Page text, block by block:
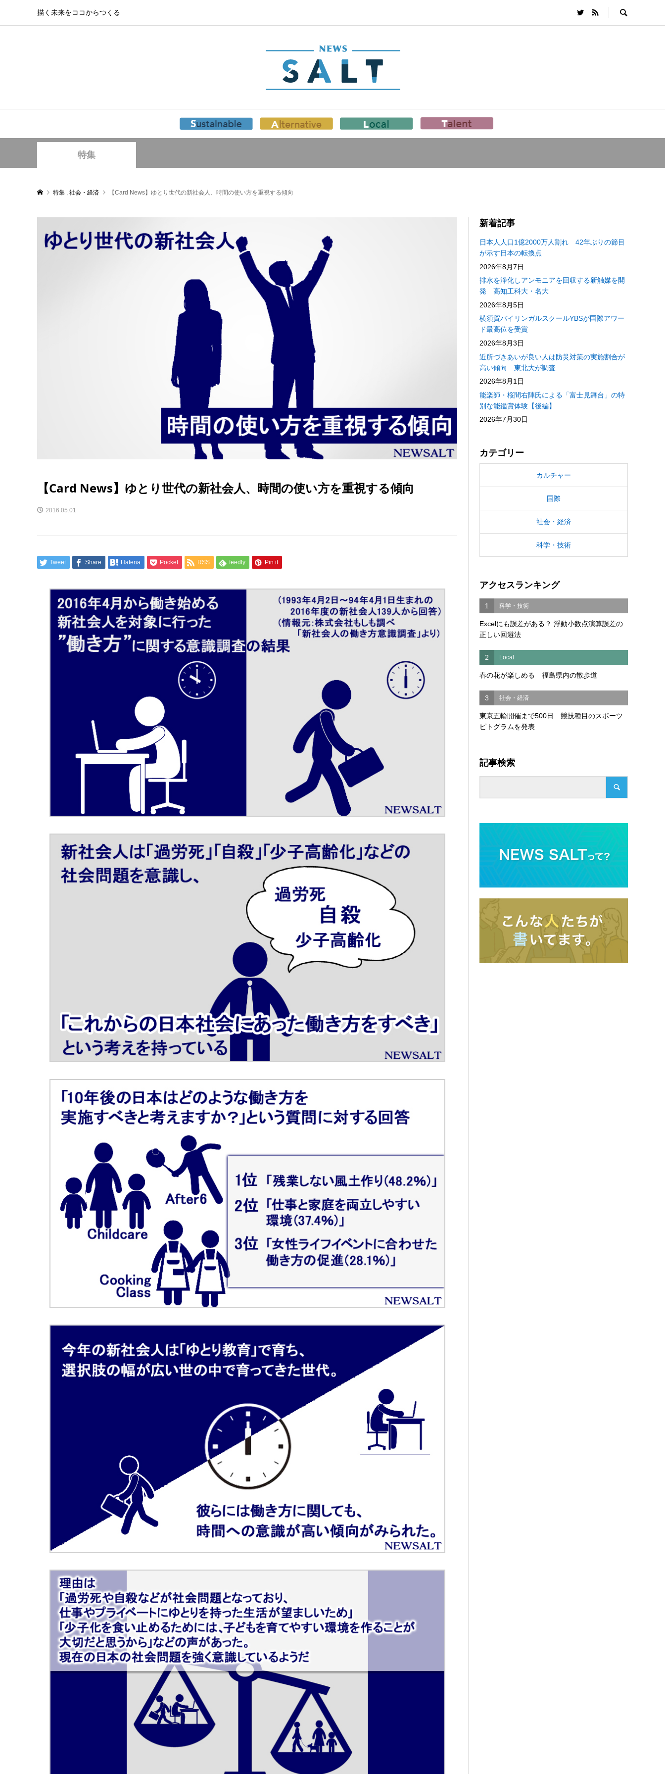
描く未来をココからつくる
特集
特集 , 社会・経済 【Card News】ゆとり世代の新社会人、時間の使い方を重視する傾向
【Card News】ゆとり世代の新社会人、時間の使い方を重視する傾向
2016.05.01
Tweet Share Hatena Pocket RSS feedly Pin it
新着記事
日本人人口1億2000万人割れ 42年ぶりの節目
が示す日本の転換点
2026年8月7日
排水を浄化しアンモニアを回収する新触媒を開
発 高知工科大・名大
2026年8月5日
横須賀バイリンガルスクールYBSが国際アワー
ド最高位を受賞
2026年8月3日
近所づきあいが良い人は防災対策の実施割合が
高い傾向 東北大が調査
2026年8月1日
能楽師・桜間右陣氏による「富士見舞台」の特
別な能鑑賞体験【後編】
2026年7月30日
カテゴリー
カルチャー
国際
社会・経済
科学・技術
アクセスランキング
1 科学・技術
Excelにも誤差がある？ 浮動小数点演算誤差の
正しい回避法
2 Local
春の花が楽しめる 福島県内の散歩道
3 社会・経済
東京五輪開催まで500日 競技種目のスポーツ
ピトグラムを発表
記事検索